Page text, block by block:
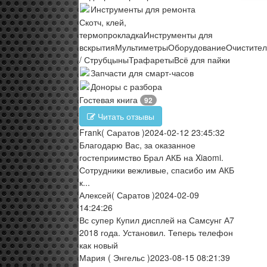
Инструменты для ремонта
Скотч, клей,
термопрокладкаИнструменты для
вскрытияМультиметрыОборудование
/ СтрубцыныТрафаретыВсё для пайки
Запчасти для смарт-часов
Доноры с разбора
Гостевая книга
92
Читать отзывы
Frank( Саратов )2024-02-12 23:45:32
Благодарю Вас, за оказанное
гостеприимство Брал АКБ на Xiaomi.
Сотрудники вежливые, спасибо им АКБ
к...
Алексей( Саратов )2024-02-09
14:24:26
Вс супер Купил дисплей на Самсунг А7
2018 года. Установил. Теперь телефон
как новый
Мария ( Энгельс )2023-08-15 08:21:39